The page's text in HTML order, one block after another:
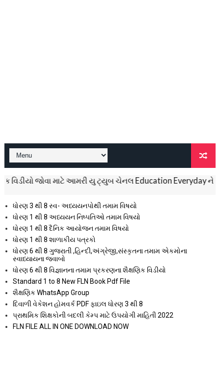
જોવા માટે આમરી યુ ટ્યુબ ચેનલ Education Everyday ને
ધોરણ 3 થી 8 સ્વ- અધ્યયનપોથી તમામ વિષયો
ધોરણ 1 થી 8 અધ્યયન નિષ્પતિઓ તમામ વિષયો
ધોરણ 1 થી 8 દૈનિક આયોજન તમામ વિષયો
ધોરણ 1 થી 8 શાળાકીય પત્રકો
ધોરણ 6 થી 8 ગુજરાતી ,હિન્દી,અંગ્રેજી,સંસ્કૃતના તમામ એકમોના
સ્વાધ્યાયના જવાબો
ધોરણ 6 થી 8 વિજ્ઞાનના તમામ પ્રકરણના શૈક્ષણિક વિડીયો
Standard 1 to 8 New FLN Book Pdf File
શૈક્ષણિક WhatsApp Group
દિવાળી વેકેશન હોમવર્ક PDF ફાઇલ ધોરણ 3 થી 8
પ્રાથમિક શિક્ષકોની બદલી કેમ્પ માટે ઉપયોગી માહિતી 2022
FLN FILE ALL IN ONE DOWNLOAD NOW